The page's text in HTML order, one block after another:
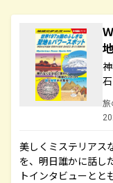
旅
美しくミステリアス
を、明日誰かに話し
トインタビューとと